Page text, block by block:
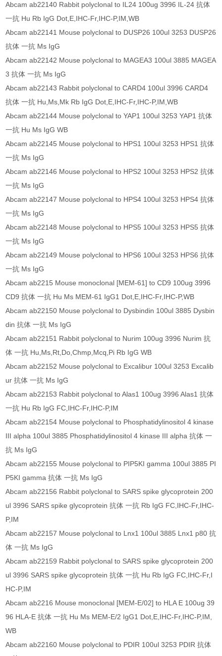
Abcam ab22140 Rabbit polyclonal to IL24 100ug 3996 IL-24 抗体
一抗 Hu Rb IgG Dot,E,IHC-Fr,IHC-P,IM,WB
Abcam ab22141 Mouse polyclonal to DUSP26 100ul 3253 DUSP26
抗体 一抗 Ms IgG
Abcam ab22142 Mouse polyclonal to MAGEA3 100ul 3885 MAGEA
3 抗体 一抗 Ms IgG
Abcam ab22143 Rabbit polyclonal to CARD4 100ul 3996 CARD4
抗体 一抗 Hu,Ms,Mk Rb IgG Dot,E,IHC-Fr,IHC-P,IM,WB
Abcam ab22144 Mouse polyclonal to YAP1 100ul 3253 YAP1 抗体
一抗 Hu Ms IgG WB
Abcam ab22145 Mouse polyclonal to HPS1 100ul 3253 HPS1 抗体
一抗 Ms IgG
Abcam ab22146 Mouse polyclonal to HPS2 100ul 3253 HPS2 抗体
一抗 Ms IgG
Abcam ab22147 Mouse polyclonal to HPS4 100ul 3253 HPS4 抗体
一抗 Ms IgG
Abcam ab22148 Mouse polyclonal to HPS5 100ul 3253 HPS5 抗体
一抗 Ms IgG
Abcam ab22149 Mouse polyclonal to HPS6 100ul 3253 HPS6 抗体
一抗 Ms IgG
Abcam ab2215 Mouse monoclonal [MEM-61] to CD9 100ug 3996
CD9 抗体 一抗 Hu Ms MEM-61 IgG1 Dot,E,IHC-Fr,IHC-P,WB
Abcam ab22150 Mouse polyclonal to Dysbindin 100ul 3885 Dysbin
din 抗体 一抗 Ms IgG
Abcam ab22151 Rabbit polyclonal to Nurim 100ug 3996 Nurim 抗
体 一抗 Hu,Ms,Rt,Do,Chmp,Mcq,Pi Rb IgG WB
Abcam ab22152 Mouse polyclonal to Excalibur 100ul 3253 Excalib
ur 抗体 一抗 Ms IgG
Abcam ab22153 Rabbit polyclonal to Alas1 100ug 3996 Alas1 抗体
一抗 Hu Rb IgG FC,IHC-Fr,IHC-P,IM
Abcam ab22154 Mouse polyclonal to Phosphatidylinositol 4 kinase
III alpha 100ul 3885 Phosphatidylinositol 4 kinase III alpha 抗体 一
抗 Ms IgG
Abcam ab22155 Mouse polyclonal to PIP5KI gamma 100ul 3885 PI
P5KI gamma 抗体 一抗 Ms IgG
Abcam ab22156 Rabbit polyclonal to SARS spike glycoprotein 200
ul 3996 SARS spike glycoprotein 抗体 一抗 Rb IgG FC,IHC-Fr,IHC-
P,IM
Abcam ab22157 Mouse polyclonal to Lnx1 100ul 3885 Lnx1 p80 抗
体 一抗 Ms IgG
Abcam ab22159 Rabbit polyclonal to SARS spike glycoprotein 200
ul 3996 SARS spike glycoprotein 抗体 一抗 Hu Rb IgG FC,IHC-Fr,I
HC-P,IM
Abcam ab2216 Mouse monoclonal [MEM-E/02] to HLA E 100ug 39
96 HLA-E 抗体 一抗 Hu Ms MEM-E/2 IgG1 Dot,E,IHC-Fr,IHC-P,IM,
WB
Abcam ab22160 Mouse polyclonal to PDIR 100ul 3253 PDIR 抗体